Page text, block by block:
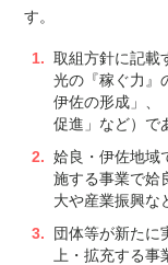
す。
取組方針に記載
光の『稼ぐ力』
伊佐の形成」、
促進」など）で
姶良・伊佐地域
施する事業で姶
大や産業振興な
団体等が新たに
上・拡充する事